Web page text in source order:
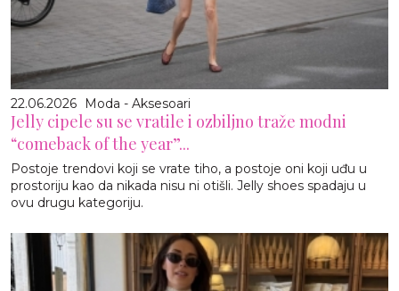
22.06.2026 Moda - Aksesoari
Jelly cipele su se vratile i ozbiljno traže modni
“comeback of the year”...
Postoje trendovi koji se vrate tiho, a postoje oni koji uđu u
prostoriju kao da nikada nisu ni otišli. Jelly shoes spadaju u
ovu drugu kategoriju.